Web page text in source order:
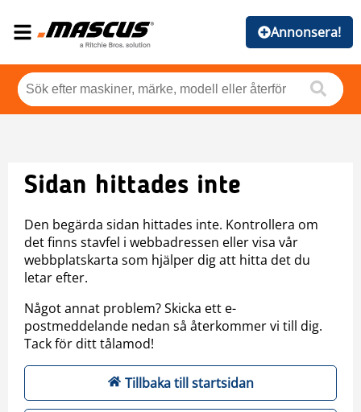
Annonsera!
Sidan hittades inte
Den begärda sidan hittades inte. Kontrollera om
det finns stavfel i webbadressen eller visa vår
webbplatskarta som hjälper dig att hitta det du
letar efter.
Något annat problem? Skicka ett e-
postmeddelande nedan så återkommer vi till dig.
Tack för ditt tålamod!
Tillbaka till startsidan